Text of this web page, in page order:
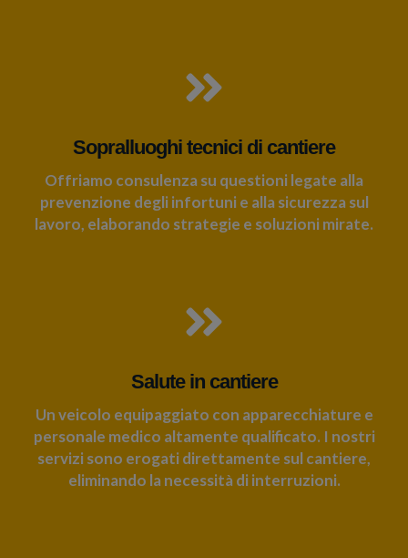
Sopralluoghi tecnici di cantiere
Offriamo consulenza su questioni legate alla
prevenzione degli infortuni e alla sicurezza sul
lavoro, elaborando strategie e soluzioni mirate.
Salute in cantiere
Un veicolo equipaggiato con apparecchiature e
personale medico altamente qualificato. I nostri
servizi sono erogati direttamente sul cantiere,
eliminando la necessità di interruzioni.